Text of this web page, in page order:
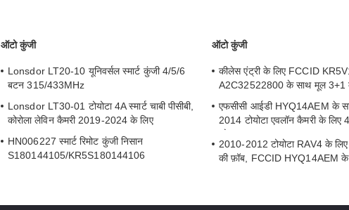
ऑटो कुंजी
Lonsdor LT20-10 यूनिवर्सल स्मार्ट कुंजी 4/5/6
बटन 315/433MHz
Lonsdor LT30-01 टोयोटा 4A स्मार्ट चाबी पीसीबी,
कोरोला लेविन कैमरी 2019-2024 के लिए
HN006227 स्मार्ट रिमोट कुंजी निसान
S180144105/KR5S180144106
ऑटो कुंजी
कीलेस एंट्री के लिए FCCID
A2C32522800 के साथ मूल 3+1
एफसीसी आईडी HYQ14AEM के
2014 टोयोटा एवलॉन कैमरी के लिए
2010-2012 टोयोटा RAV4 के लिए
की फ़ॉब, FCCID HYQ14AEM